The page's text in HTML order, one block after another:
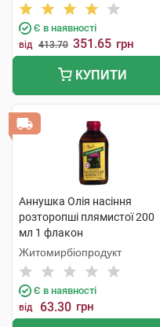
Є в наявності
від 413.70 351.65 грн
КУПИТИ
Аннушка Олія насіння
розторопші плямистої 200
мл 1 флакон
Житомирбіопродукт
Є в наявності
від 63.30 грн